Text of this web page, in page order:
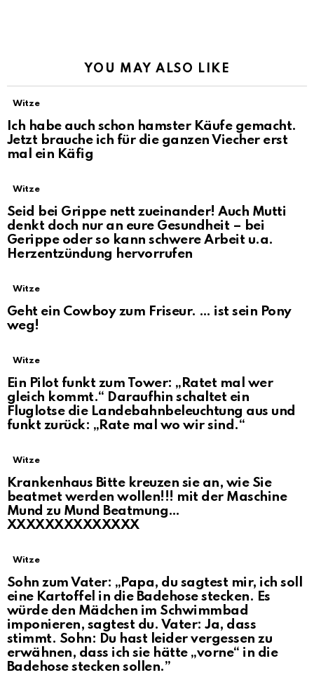
YOU MAY ALSO LIKE
Witze
Ich habe auch schon hamster Käufe gemacht.
Jetzt brauche ich für die ganzen Viecher erst
mal ein Käfig
Witze
Seid bei Grippe nett zueinander! Auch Mutti
denkt doch nur an eure Gesundheit – bei
Gerippe oder so kann schwere Arbeit u.a.
Herzentzündung hervorrufen
Witze
Geht ein Cowboy zum Friseur. … ist sein Pony
weg!
Witze
Ein Pilot funkt zum Tower: „Ratet mal wer
gleich kommt.“ Daraufhin schaltet ein
Fluglotse die Landebahnbeleuchtung aus und
funkt zurück: „Rate mal wo wir sind.“
Witze
Krankenhaus Bitte kreuzen sie an, wie Sie
beatmet werden wollen!!! mit der Maschine
Mund zu Mund Beatmung…
XXXXXXXXXXXXXX
Witze
Sohn zum Vater: „Papa, du sagtest mir, ich soll
eine Kartoffel in die Badehose stecken. Es
würde den Mädchen im Schwimmbad
imponieren, sagtest du. Vater: Ja, dass
stimmt. Sohn: Du hast leider vergessen zu
erwähnen, dass ich sie hätte „vorne“ in die
Badehose stecken sollen.”